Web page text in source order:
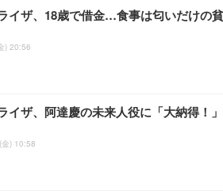
イザ、18歳で借金…食事は匂いだけの
) 20:56
イザ、阿達慶の未来人役に「大納得！
) 10:58